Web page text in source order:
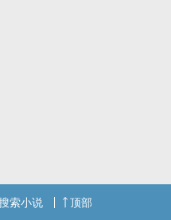
索小说 顶部